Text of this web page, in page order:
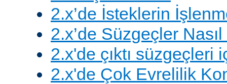
2.x’de İsteklerin
2.x’de Süzgeçler Nasıl
2.x'de çıktı süzgeçleri
2.x'de Çok Evrelilik